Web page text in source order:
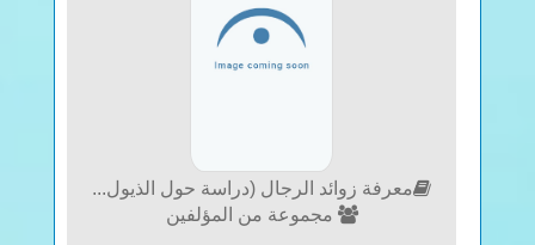
معرفة زوائد الرجال (دراسة حول الذيول...
مجموعة من المؤلفين